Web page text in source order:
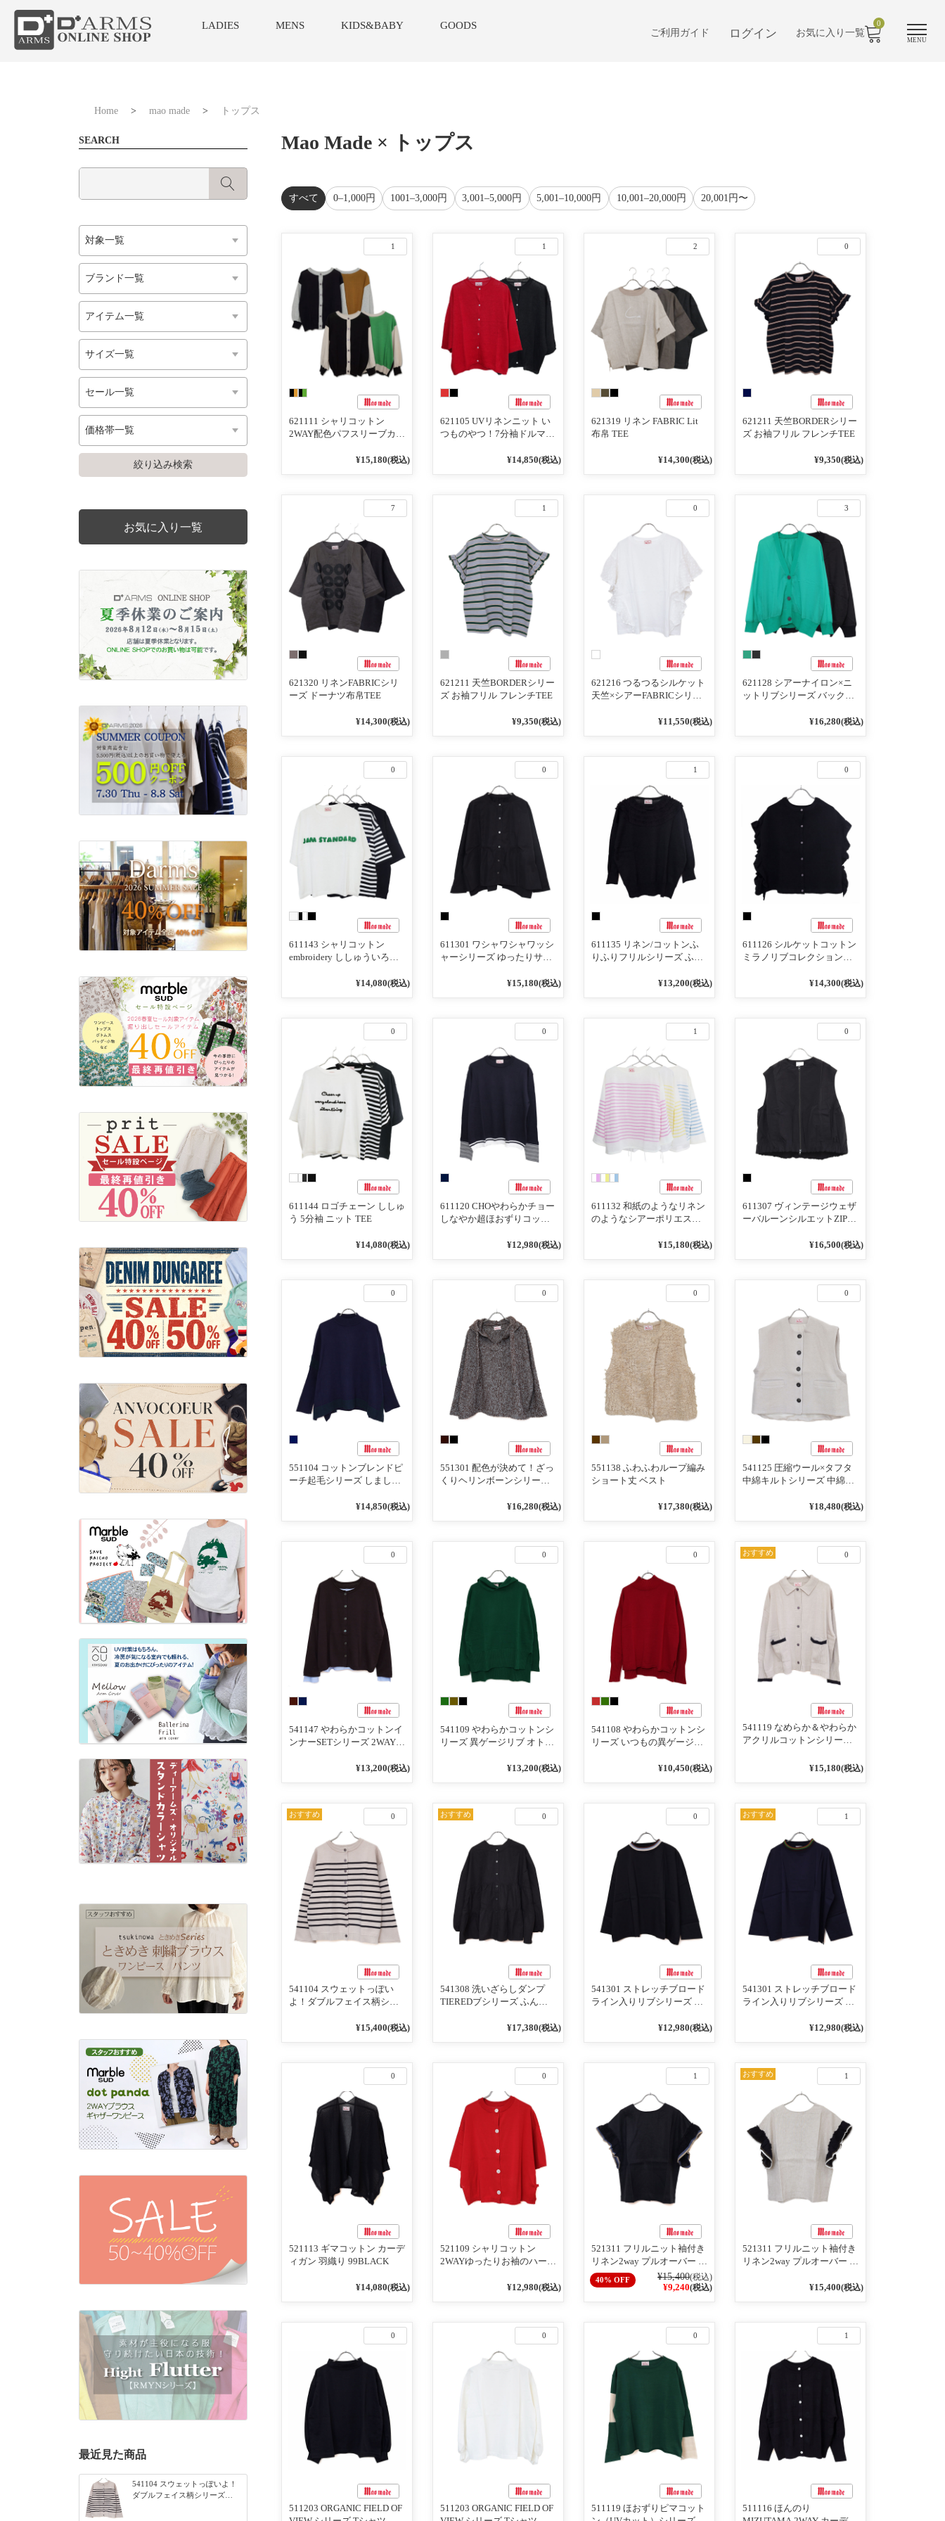
LADIES MENS KIDS&BABY GOODS
MENU
ご利用ガイド ログイン お気に入り一覧
0
Home> mao made> トップス
Mao Made × トップス
すべて 0–1,000円 1001–3,000円 3,001–5,000円 5,001–10,000円 10,001–20,000円 20,001円〜
1
621111 シャリコットン
2WAY配色パフスリーブカー
¥15,180(税込)
1
621105 UVリネンニット い
つものやつ！7分袖ドルマン
¥14,850(税込)
2
621319 リネン FABRIC Lit
布帛 TEE
¥14,300(税込)
0
621211 天竺BORDERシリー
ズ お袖フリル フレンチTEE
¥9,350(税込)
7
621320 リネンFABRICシリ
ーズ ドーナツ布帛TEE
¥14,300(税込)
1
621211 天竺BORDERシリー
ズ お袖フリル フレンチTEE
¥9,350(税込)
0
621216 つるつるシルケット
天竺×シアーFABRICシリー
¥11,550(税込)
3
621128 シアーナイロン×ニ
ットリブシリーズ バックギ
¥16,280(税込)
0
611143 シャリコットン
embroidery ししゅういろい
しゅう5分袖ニットTEE
¥14,080(税込)
0
611301 ワシャワシャワッシ
ャーシリーズ ゆったりサイ
¥15,180(税込)
1
611135 リネン/コットンふ
りふりフリルシリーズ ふり
¥13,200(税込)
0
611126 シルケットコットン
ミラノリブコレクション
¥14,300(税込)
0
611144 ロゴチェーン ししゅ
う 5分袖 ニット TEE
¥14,080(税込)
0
611120 CHOやわらかチョー
しなやか超ほおずりコット
ンに着てる風プルオーバー
¥12,980(税込)
1
611132 和紙のようなリネン
のようなシアーポリエステ
裾ドロストプルオーバー
¥15,180(税込)
0
611307 ヴィンテージウェザ
ーバルーンシルエットZIP
¥16,500(税込)
0
551104 コットンブレンドピ
ーチ起毛シリーズ しましま
¥14,850(税込)
0
551301 配色が決めて！ざっ
くりヘリンボーンシリーズ
¥16,280(税込)
0
551138 ふわふわループ編み
ショート丈 ベスト
¥17,380(税込)
0
541125 圧縮ウール×タフタ
中綿キルトシリーズ 中綿キ
いゆったりサイズのベスト
¥18,480(税込)
0
541147 やわらかコットンイ
ンナーSETシリーズ 2WAY
¥13,200(税込)
0
541109 やわらかコットンシ
リーズ 異ゲージリブ オトナ
¥13,200(税込)
0
541108 やわらかコットンシ
リーズ いつもの異ゲージリ
¥10,450(税込)
0
おすすめ
541119 なめらか＆やわらか
アクリルコットンシリーズ
ロカーディガン 10ベージュ
¥15,180(税込)
0
おすすめ
541104 スウェットっぽい
よ！ダブルフェイス柄シリ
めて 2WAY プルオーバー
¥15,400(税込)
0
おすすめ
541308 洗いざらしダンプ
TIEREDブシリーズ ふんわ
99ブラック/クロ¥17,380(税込)
0
541301 ストレッチブロード
ライン入りリブシリーズ ロ
ライン入りリブプルオーバ
¥12,980(税込)
1
おすすめ
541301 ストレッチブロード
ライン入りリブシリーズ ロ
ライン入りリブプルオーバ
¥12,980(税込)
0
521113 ギマコットン カーデ
ィガン 羽織り 99BLACK
¥14,080(税込)
0
521109 シャリコットン
2WAYゆったりお袖のハーフ
¥12,980(税込)
1
40% OFF
521311 フリルニット袖付き
リネン2way プルオーバー ブ
ラック×ブラック¥15,400(税込)
¥9,240(税込)
1
おすすめ
521311 フリルニット袖付き
リネン2way プルオーバー 生
¥15,400(税込)
0
511203 ORGANIC FIELD OF
0
511203 ORGANIC FIELD OF
0
511119 ほおずりピマコット
1
511116 ほんのり
SEARCH
お気に入り一覧
最近見た商品
541104 スウェットっぽいよ！
ダブルフェイス柄シリーズ